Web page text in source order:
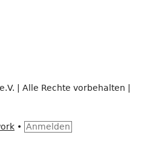
| Alle Rechte vorbehalten |
• Anmelden